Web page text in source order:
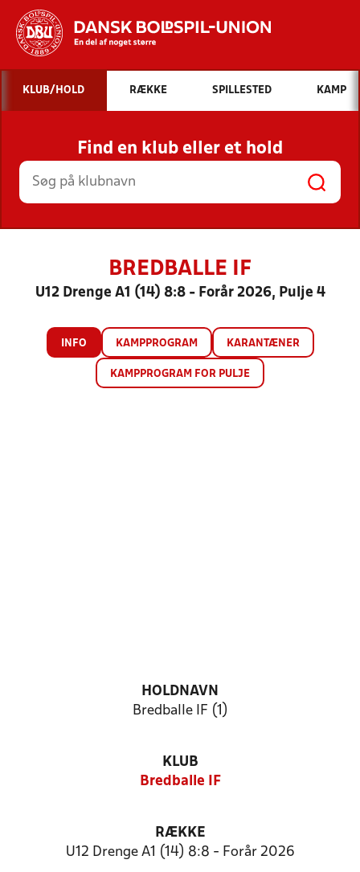
Hvad vil du søge efter?
INDHOLD OG NYHEDER
STILLINGER, RESULTATER, KLUBBER OG
HOLD
KLUB/HOLD RÆKKE SPILLESTED KAMP
Find en klub eller et hold
BREDBALLE IF
U12 Drenge A1 (14) 8:8 - Forår 2026, Pulje 4
INFO KAMPPROGRAM KARANTÆNER
KAMPPROGRAM FOR PULJE
HOLDNAVN
Bredballe IF (1)
KLUB
Bredballe IF
RÆKKE
U12 Drenge A1 (14) 8:8 - Forår 2026